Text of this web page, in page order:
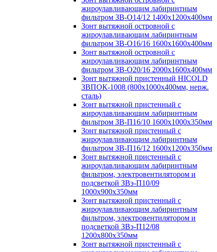
жироулавливающим лабиринтным
фильтром ЗВ-О14/12 1400х1200х400мм
Зонт вытяжной островной с
жироулавливающим лабиринтным
фильтром ЗВ-О16/16 1600х1600х400мм
Зонт вытяжной островной с
жироулавливающим лабиринтным
фильтром ЗВ-О20/16 2000х1600х400мм
Зонт вытяжной пристенный HICOLD
ЗВПОК-1008 (800х1000х400мм, нерж.
сталь)
Зонт вытяжной пристенный с
жироулавливающим лабиринтным
фильтром ЗВ-П16/10 1600х1000х350мм
Зонт вытяжной пристенный с
жироулавливающим лабиринтным
фильтром ЗВ-П16/12 1600х1200х350мм
Зонт вытяжной пристенный с
жироулавливающим лабиринтным
фильтром, электровентилятором и
подсветкой ЗВэ-П10/09
1000х900х350мм
Зонт вытяжной пристенный с
жироулавливающим лабиринтным
фильтром, электровентилятором и
подсветкой ЗВэ-П12/08
1200х800х350мм
Зонт вытяжной пристенный с